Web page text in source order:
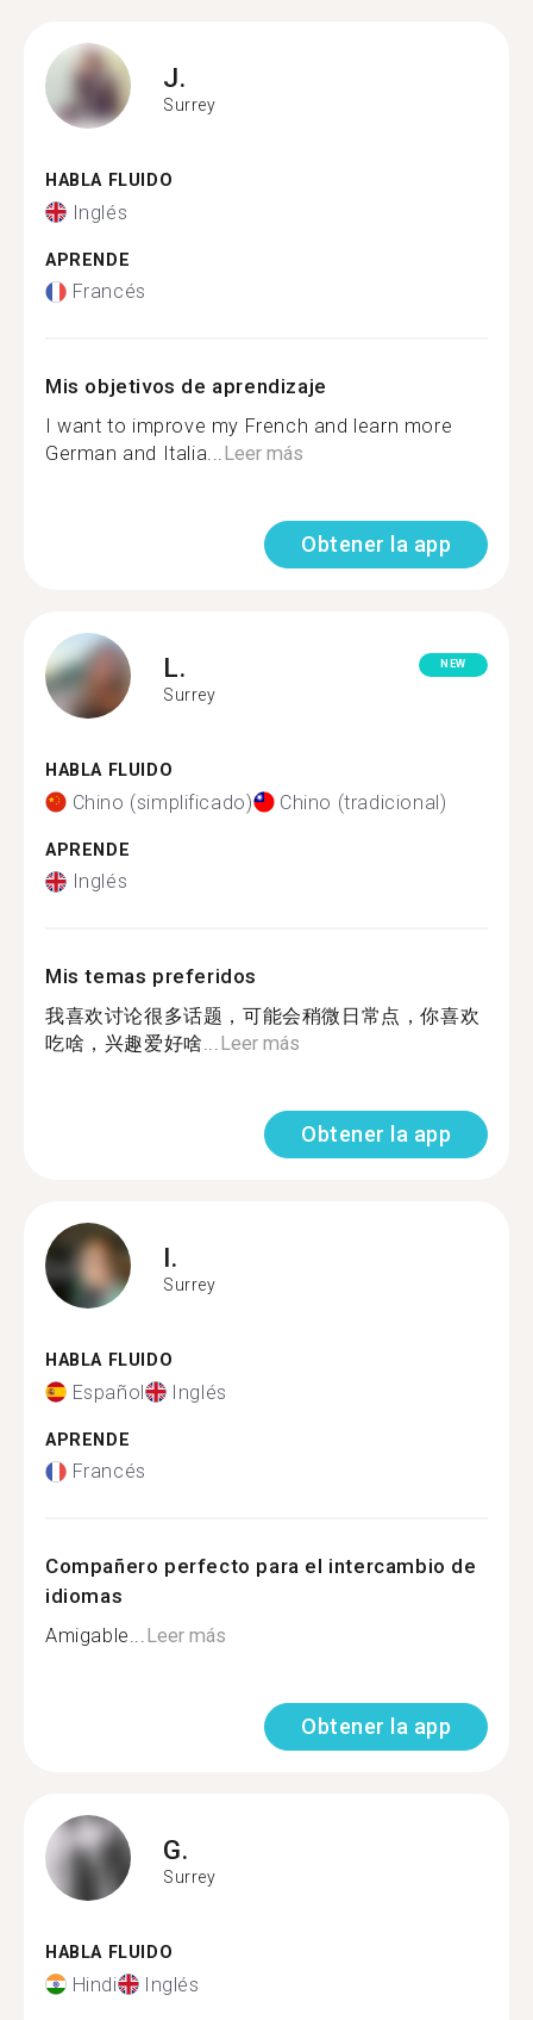
J.
Surrey
HABLA FLUIDO
Inglés
APRENDE
Francés
Mis objetivos de aprendizaje
I want to improve my French and learn more
German and Italia...Leer más
Obtener la app
L.
Surrey
NEW
HABLA FLUIDO
Chino (simplificado) Chino (tradicional)
APRENDE
Inglés
Mis temas preferidos
我喜欢讨论很多话题，可能会稍微日常点，你喜欢
吃啥，兴趣爱好啥...Leer más
Obtener la app
I.
Surrey
HABLA FLUIDO
Español Inglés
APRENDE
Francés
Compañero perfecto para el intercambio de
idiomas
Amigable...Leer más
Obtener la app
G.
Surrey
HABLA FLUIDO
Hindi Inglés